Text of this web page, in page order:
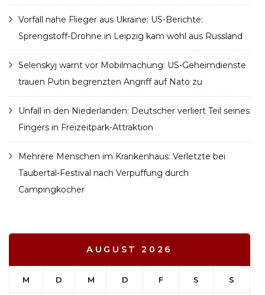
Vorfall nahe Flieger aus Ukraine: US-Berichte:
Sprengstoff-Drohne in Leipzig kam wohl aus Russland
Selenskyj warnt vor Mobilmachung: US-Geheimdienste
trauen Putin begrenzten Angriff auf Nato zu
Unfall in den Niederlanden: Deutscher verliert Teil seines
Fingers in Freizeitpark-Attraktion
Mehrere Menschen im Krankenhaus: Verletzte bei
Taubertal-Festival nach Verpuffung durch
Campingkocher
AUGUST 2026
M D M D F S S